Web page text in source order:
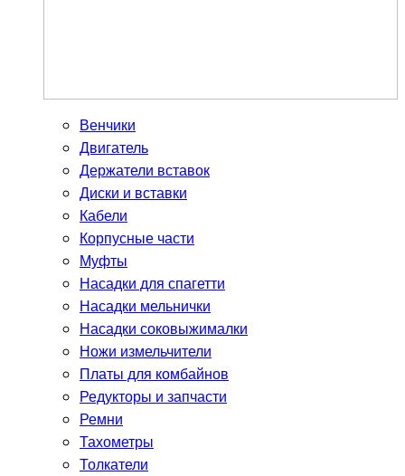
Венчики
Двигатель
Держатели вставок
Диски и вставки
Кабели
Корпусные части
Муфты
Насадки для спагетти
Насадки мельнички
Насадки соковыжималки
Ножи измельчители
Платы для комбайнов
Редукторы и запчасти
Ремни
Тахометры
Толкатели